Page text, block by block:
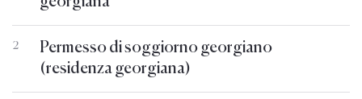
2
Permesso di soggiorno georgiano
(residenza georgiana)